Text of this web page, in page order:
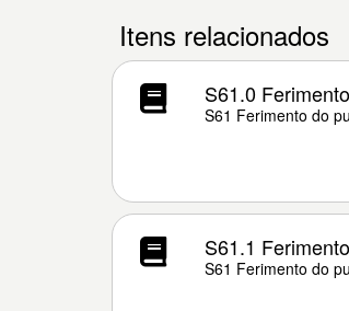
Itens relacionados
S61.0
S61 Ferimento do
S61.1
S61 Ferimento do